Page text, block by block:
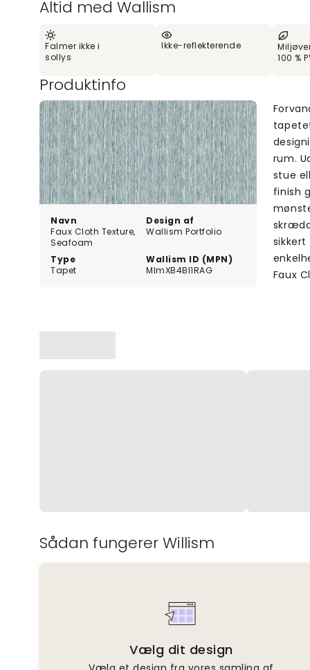
Altid med Wallism
Falmer ikke i
sollys
Ikke-reflekterende
100 %
Produktinfo
Navn
Faux Cloth Texture,
Seafoam
Design af
Wallism Portfolio
Type
Tapet
Wallism ID (MPN)
MlmXB4Bl1RAG
rum.
stue
finish
Faux
Sådan fungerer Willism
Vælg dit design